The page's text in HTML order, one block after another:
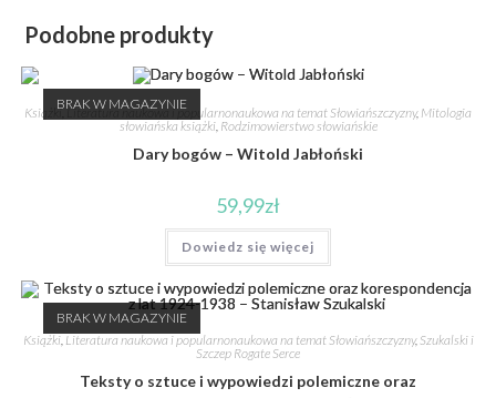
Podobne produkty
BRAK W MAGAZYNIE
Książki,Literatura naukowa i popularnonaukowa na temat Słowiańszczyzny, Mitologia
słowiańska książki, Rodzimowierstwo słowiańskie
Dary bogów – Witold Jabłoński
59,99zł
Dowiedz się więcej
BRAK W MAGAZYNIE
Książki, Literatura naukowa i popularnonaukowa na temat Słowiańszczyzny, Szukalski i
Szczep Rogate Serce
Teksty o sztuce i wypowiedzi polemiczne oraz